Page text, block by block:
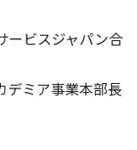
スジャパン合
事業本部長